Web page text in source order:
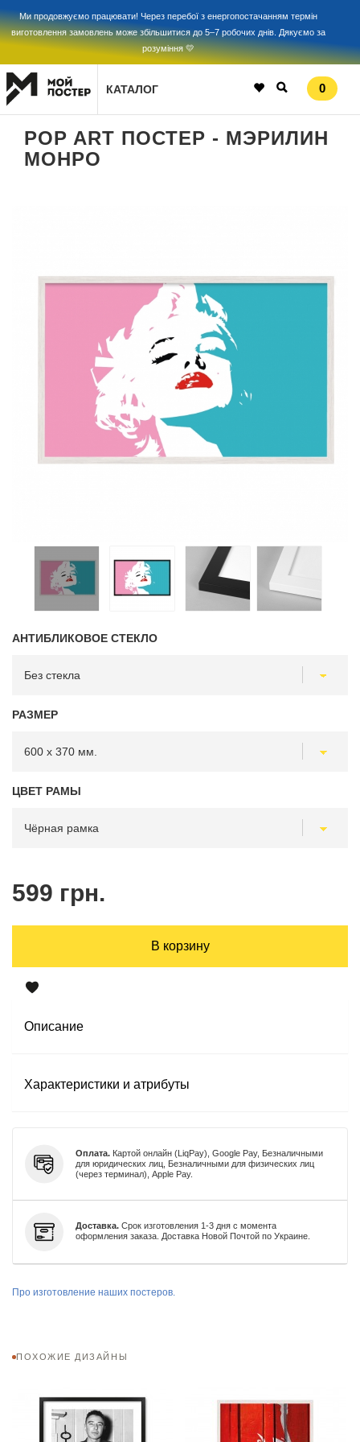
Ми продовжуємо працювати! Через перебої з енергопостачанням термін
виготовлення замовлень може збільшитися до 5–7 робочих днів. Дякуємо за
розуміння 💛
КАТАЛОГ 0
POP ART ПОСТЕР - МЭРИЛИН
МОНРО
АНТИБЛИКОВОЕ СТЕКЛО
РАЗМЕР
ЦВЕТ РАМЫ
599 грн.
В корзину
Описание
Характеристики и атрибуты
Оплата. Картой онлайн (LiqPay), Google Pay, Безналичными
для юридических лиц, Безналичными для физических лиц
(через терминал), Apple Pay.
Доставка. Срок изготовления 1-3 дня с момента
оформления заказа. Доставка Новой Почтой по Украине.
Про изготовление наших постеров.
ПОХОЖИЕ ДИЗАЙНЫ